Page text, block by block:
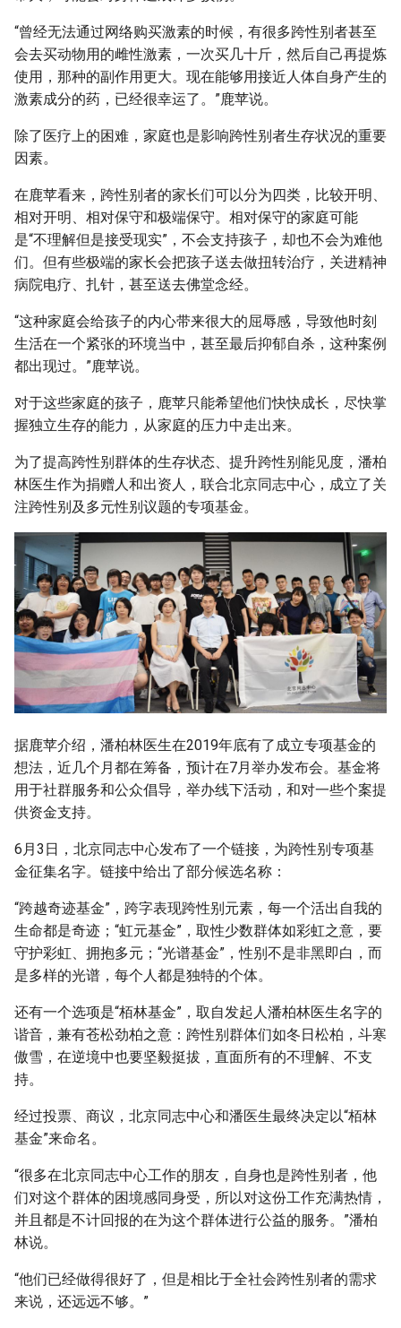
“曾经无法通过网络购买激素的时候，有很多跨性别者甚至
会去买动物用的雌性激素，一次买几十斤，然后自己再提炼
使用，那种的副作用更大。现在能够用接近人体自身产生的
激素成分的药，已经很幸运了。”鹿苹说。
除了医疗上的困难，家庭也是影响跨性别者生存状况的重要
因素。
在鹿苹看来，跨性别者的家长们可以分为四类，比较开明、
相对开明、相对保守和极端保守。相对保守的家庭可能
是“不理解但是接受现实”，不会支持孩子，却也不会为难他
们。但有些极端的家长会把孩子送去做扭转治疗，关进精神
病院电疗、扎针，甚至送去佛堂念经。
“这种家庭会给孩子的内心带来很大的屈辱感，导致他时刻
生活在一个紧张的环境当中，甚至最后抑郁自杀，这种案例
都出现过。”鹿苹说。
对于这些家庭的孩子，鹿苹只能希望他们快快成长，尽快掌
握独立生存的能力，从家庭的压力中走出来。
为了提高跨性别群体的生存状态、提升跨性别能见度，潘柏
林医生作为捐赠人和出资人，联合北京同志中心，成立了关
注跨性别及多元性别议题的专项基金。
据鹿苹介绍，潘柏林医生在2019年底有了成立专项基金的
想法，近几个月都在筹备，预计在7月举办发布会。基金将
用于社群服务和公众倡导，举办线下活动，和对一些个案提
供资金支持。
6月3日，北京同志中心发布了一个链接，为跨性别专项基
金征集名字。链接中给出了部分候选名称：
“跨越奇迹基金”，跨字表现跨性别元素，每一个活出自我的
生命都是奇迹；“虹元基金”，取性少数群体如彩虹之意，要
守护彩虹、拥抱多元；“光谱基金”，性别不是非黑即白，而
是多样的光谱，每个人都是独特的个体。
还有一个选项是“栢林基金”，取自发起人潘柏林医生名字的
谐音，兼有苍松劲柏之意：跨性别群体们如冬日松柏，斗寒
傲雪，在逆境中也要坚毅挺拔，直面所有的不理解、不支
持。
经过投票、商议，北京同志中心和潘医生最终决定以“栢林
基金”来命名。
“很多在北京同志中心工作的朋友，自身也是跨性别者，他
们对这个群体的困境感同身受，所以对这份工作充满热情，
并且都是不计回报的在为这个群体进行公益的服务。”潘柏
林说。
“他们已经做得很好了，但是相比于全社会跨性别者的需求
来说，还远远不够。”